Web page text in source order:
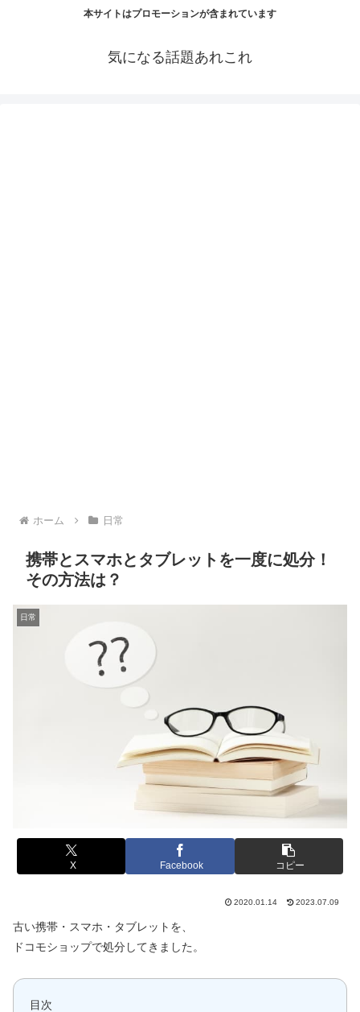
本サイトはプロモーションが含まれています
気になる話題あれこれ
ホーム 日常
携帯とスマホとタブレットを一度に処分！
その方法は？
日常
X Facebook コピー
2020.01.14 2023.07.09
古い携帯・スマホ・タブレットを、
ドコモショップで処分してきました。
目次